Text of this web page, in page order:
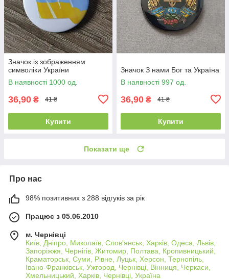
Значок із зображенням
символіки України
В наявності 1000 од.
36,90 ₴ 41 ₴
Купити
Значок З нами Бог та Україна
В наявності 997 од.
36,90 ₴ 41 ₴
Купити
Показати ще
Про нас
98% позитивних з 288 відгуків за рік
Працює з 05.06.2010
м. Чернівці
Київ, Дніпро, Миколаїв, Слов'янськ, Харків, Одеса, Львів,
Запоріжжя, Чернігів, Житомир, Полтава, Кропивницький,
Краматорськ, Суми, Рівне, Луцьк, Херсон, Тернопіль,
Івано-Франківськ, Ужгород, Чернівці, Вінниця, Черкаси,
Хмельницький, Харків, Чернівці, Україна